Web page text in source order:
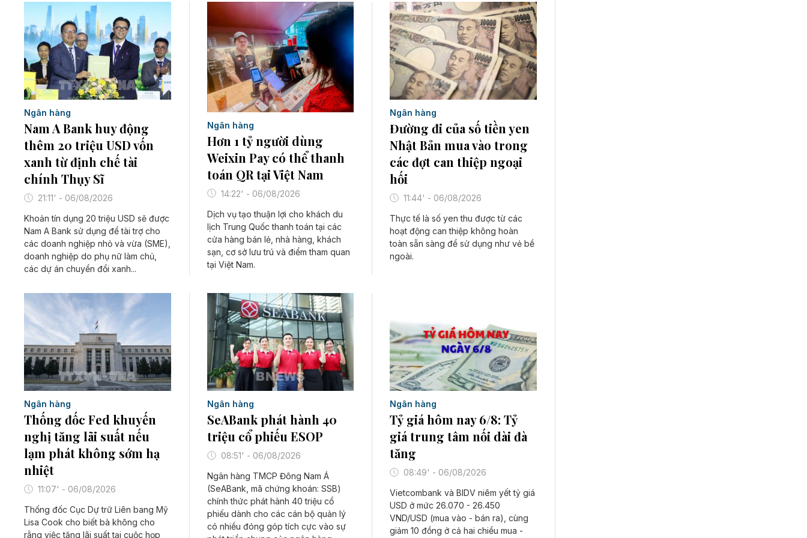
Ngân hàng
Nam A Bank huy động
thêm 20 triệu USD vốn
xanh từ định chế tài
chính Thụy Sĩ
21:11' - 06/08/2026
Khoản tín dụng 20 triệu USD sẽ được
Nam A Bank sử dụng để tài trợ cho
các doanh nghiệp nhỏ và vừa (SME),
doanh nghiệp do phụ nữ làm chủ,
các dự án chuyển đổi xanh...
Ngân hàng
Hơn 1 tỷ người dùng
Weixin Pay có thể thanh
toán QR tại Việt Nam
14:22' - 06/08/2026
Dịch vụ tạo thuận lợi cho khách du
lịch Trung Quốc thanh toán tại các
cửa hàng bán lẻ, nhà hàng, khách
sạn, cơ sở lưu trú và điểm tham quan
tại Việt Nam.
Ngân hàng
Đường đi của số tiền yen
Nhật Bản mua vào trong
các đợt can thiệp ngoại
hối
11:44' - 06/08/2026
Thực tế là số yen thu được từ các
hoạt động can thiệp không hoàn
toàn sẵn sàng để sử dụng như vẻ bề
ngoài.
Ngân hàng
Thống đốc Fed khuyến
nghị tăng lãi suất nếu
lạm phát không sớm hạ
nhiệt
11:07' - 06/08/2026
Thống đốc Cục Dự trữ Liên bang Mỹ
Lisa Cook cho biết bà không cho
rằng việc tăng lãi suất tại cuộc họp
Ngân hàng
SeABank phát hành 40
triệu cổ phiếu ESOP
08:51' - 06/08/2026
Ngân hàng TMCP Đông Nam Á
(SeABank, mã chứng khoán: SSB)
chính thức phát hành 40 triệu cổ
phiếu dành cho các cán bộ quản lý
có nhiều đóng góp tích cực vào sự
Ngân hàng
Tỷ giá hôm nay 6/8: Tỷ
giá trung tâm nối dài đà
tăng
08:49' - 06/08/2026
Vietcombank và BIDV niêm yết tỷ giá
USD ở mức 26.070 - 26.450
VND/USD (mua vào - bán ra), cùng
giảm 10 đồng ở cả hai chiều mua -